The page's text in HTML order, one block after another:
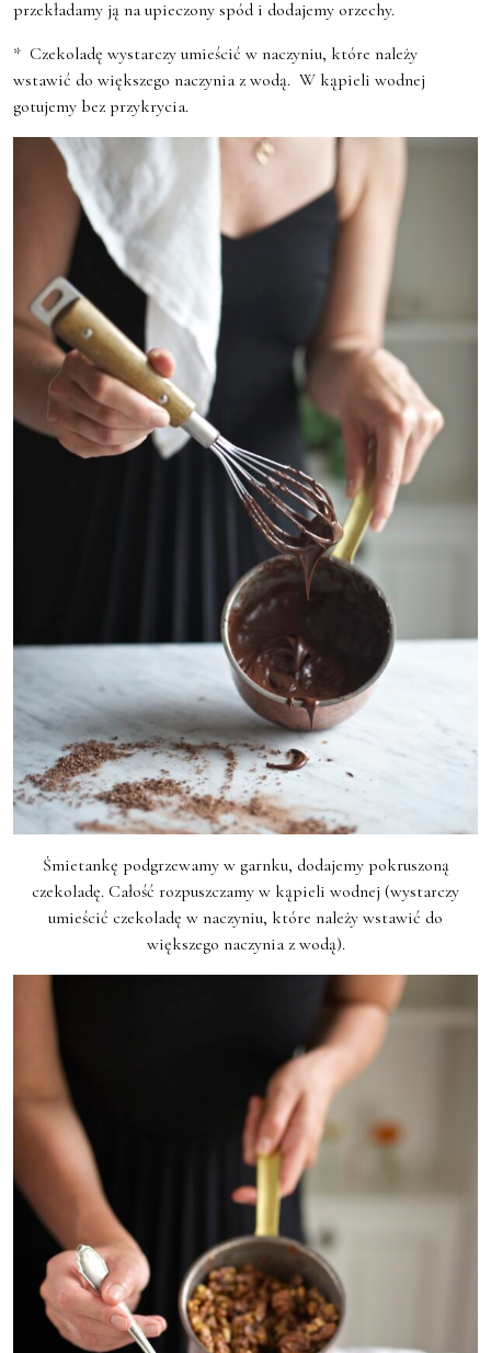
przekładamy ją na upieczony spód i dodajemy orzechy.
* Czekoladę wystarczy umieścić w naczyniu, które należy
wstawić do większego naczynia z wodą. W kąpieli wodnej
gotujemy bez przykrycia.
Śmietankę podgrzewamy w garnku, dodajemy pokruszoną
czekoladę. Całość rozpuszczamy w kąpieli wodnej (wystarczy
umieścić czekoladę w naczyniu, które należy wstawić do
większego naczynia z wodą).